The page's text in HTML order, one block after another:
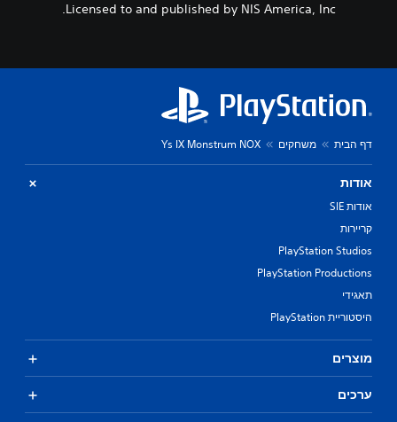
Licensed to and published by NIS America, Inc.
דף הבית משחקים Ys IX Monstrum NOX
אודות
אודות SIE
קריירות
PlayStation Studios
PlayStation Productions
תאגידי
היסטוריית PlayStation
מוצרים
ערכים